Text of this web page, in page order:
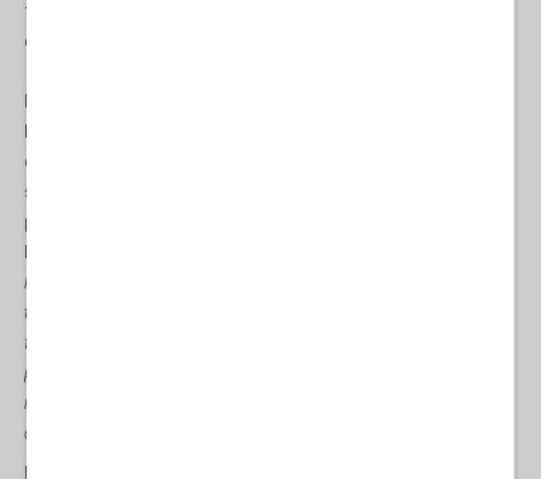
falsa e del tutto stupida: Infiammare il pubblico è proprio l'intento
di tutto questo linguaggio sfrenatamente distruttivo.
derangement di Trump. Immaginando, per quanto possibile, lo
stato d'animo di Crooks quando sabato scorso si è sdraiato
prono su un tetto e ha preso la mira, il mio pensiero va ad
le masse erano arrivate al punto di credere contemporaneamente a
tutto e a niente, di pensare che tutto fosse possibile e che niente
fosse vero. La propaganda di massa scoprì che il suo pubblico era
pronto in ogni momento a credere al peggio, per quanto assurdo, e
non si opponeva particolarmente a essere ingannato perché riteneva
che ogni affermazione fosse comunque una menzogna”.